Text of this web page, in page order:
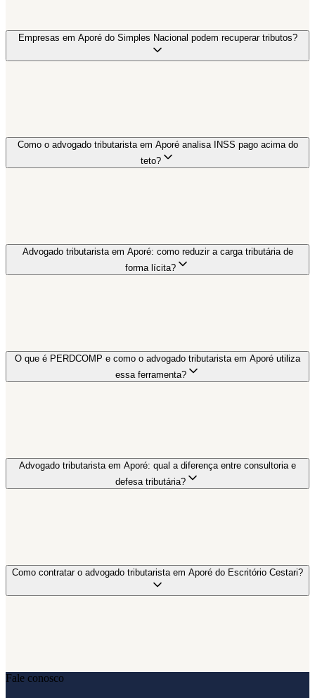
Empresas em Aporé do Simples Nacional podem recuperar tributos?
Como o advogado tributarista em Aporé analisa INSS pago acima do
teto?
Advogado tributarista em Aporé: como reduzir a carga tributária de
forma lícita?
O que é PERDCOMP e como o advogado tributarista em Aporé utiliza
essa ferramenta?
Advogado tributarista em Aporé: qual a diferença entre consultoria e
defesa tributária?
Como contratar o advogado tributarista em Aporé do Escritório Cestari?
Fale conosco